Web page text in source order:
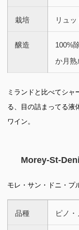
栽培 リュ
醸造
100%
か月熟
ミランドと比べてシャ
る、目の詰まってる液
ワイン。
Morey-St-
モレ・サン・ドニ・
品種 ピノ